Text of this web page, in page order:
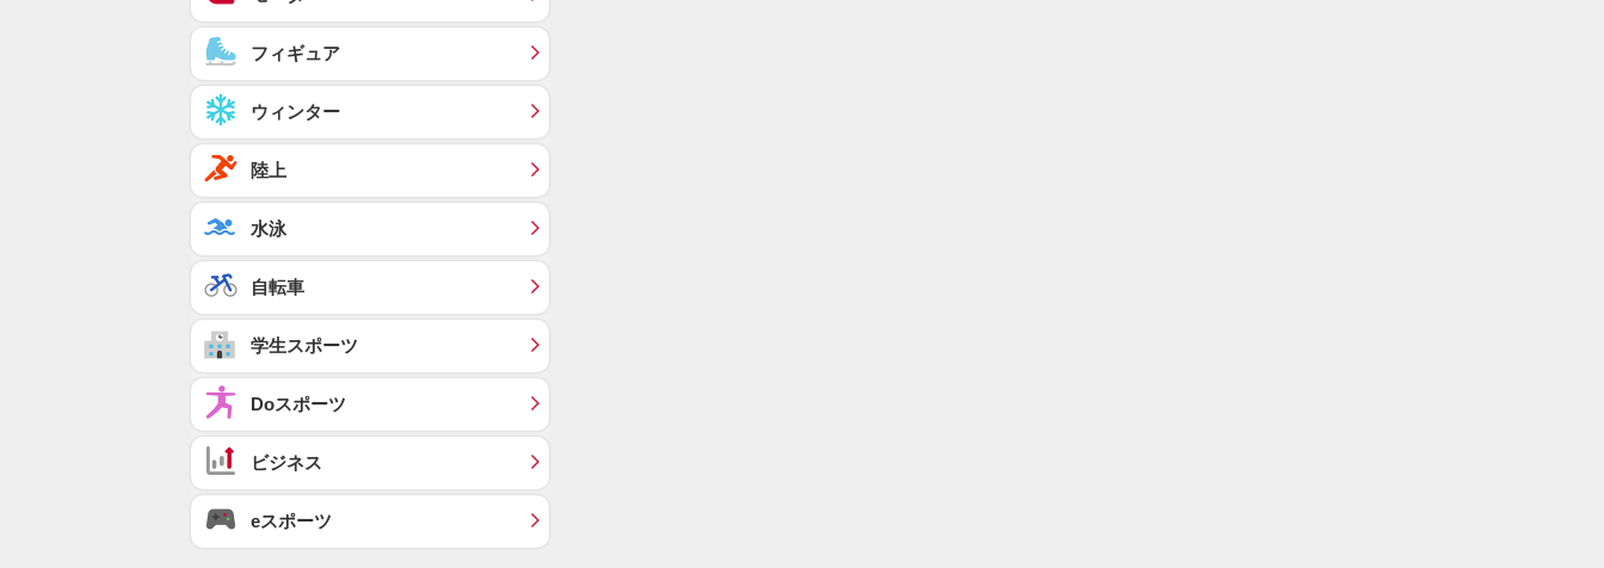
フィギュア
ウィンター
陸上
水泳
自転車
学生スポーツ
Doスポーツ
ビジネス
eスポーツ